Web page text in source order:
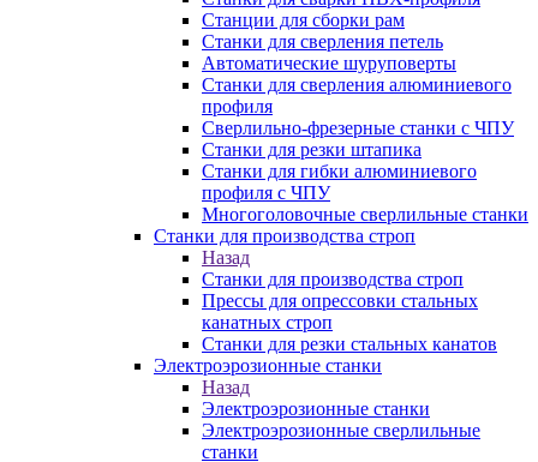
Станции для сборки рам
Станки для сверления петель
Автоматические шуруповерты
Станки для сверления алюминиевого
профиля
Сверлильно-фрезерные станки с ЧПУ
Станки для резки штапика
Станки для гибки алюминиевого
профиля с ЧПУ
Многоголовочные сверлильные станки
Станки для производства строп
Назад
Станки для производства строп
Прессы для опрессовки стальных
канатных строп
Станки для резки стальных канатов
Электроэрозионные станки
Назад
Электроэрозионные станки
Электроэрозионные сверлильные
станки